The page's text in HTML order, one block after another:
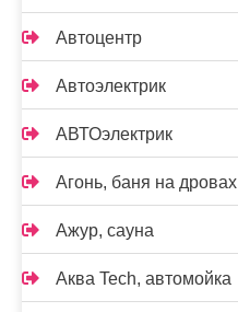
Автоцентр
Автоэлектрик
АВТОэлектрик
Агонь, баня на дровах
Ажур, сауна
Аква Tech, автомойка